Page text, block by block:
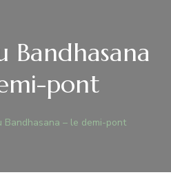
Bandhasana
pont
Bandhasana – le demi-pont